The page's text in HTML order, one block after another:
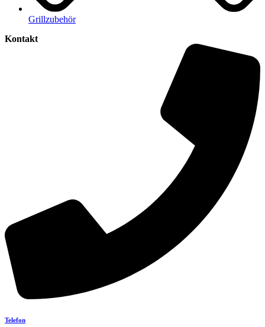
Grillzubehör
Kontakt
Telefon